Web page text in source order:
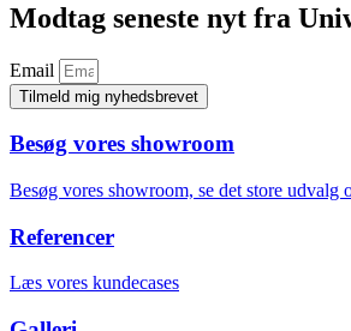
Modtag seneste nyt fra
Email
Tilmeld mig nyhedsbrevet
Besøg vores showroom
Besøg vores showroom, se det store udvalg
Referencer
Læs vores kundecases